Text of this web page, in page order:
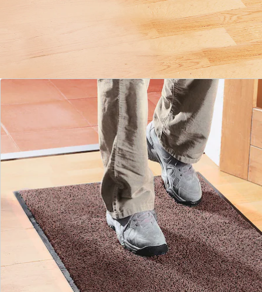
Informations et fabricant
Avis
Commande directe
S’abonner à la newsletter